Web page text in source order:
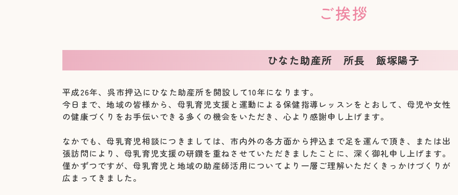
ご挨拶
ひなた助産所 所長 飯塚陽子
平成26年、呉市押込にひなた助産所を開設して10年になります。
今日まで、地域の皆様から、母乳育児支援と運動による保健指導レッスンをとおして、母児や女性
の健康づくりをお手伝いできる多くの機会をいただき、心より感謝申し上げます。
なかでも、母乳育児相談につきましては、市内外の各方面から押込まで足を運んで頂き、または出
張訪問により、母乳育児支援の研鑽を重ねさせていただきましたことに、深く御礼申し上げます。
僅かずつですが、母乳育児と地域の助産師活用についてより一層ご理解いただくきっかけづくりが
広まってきました。